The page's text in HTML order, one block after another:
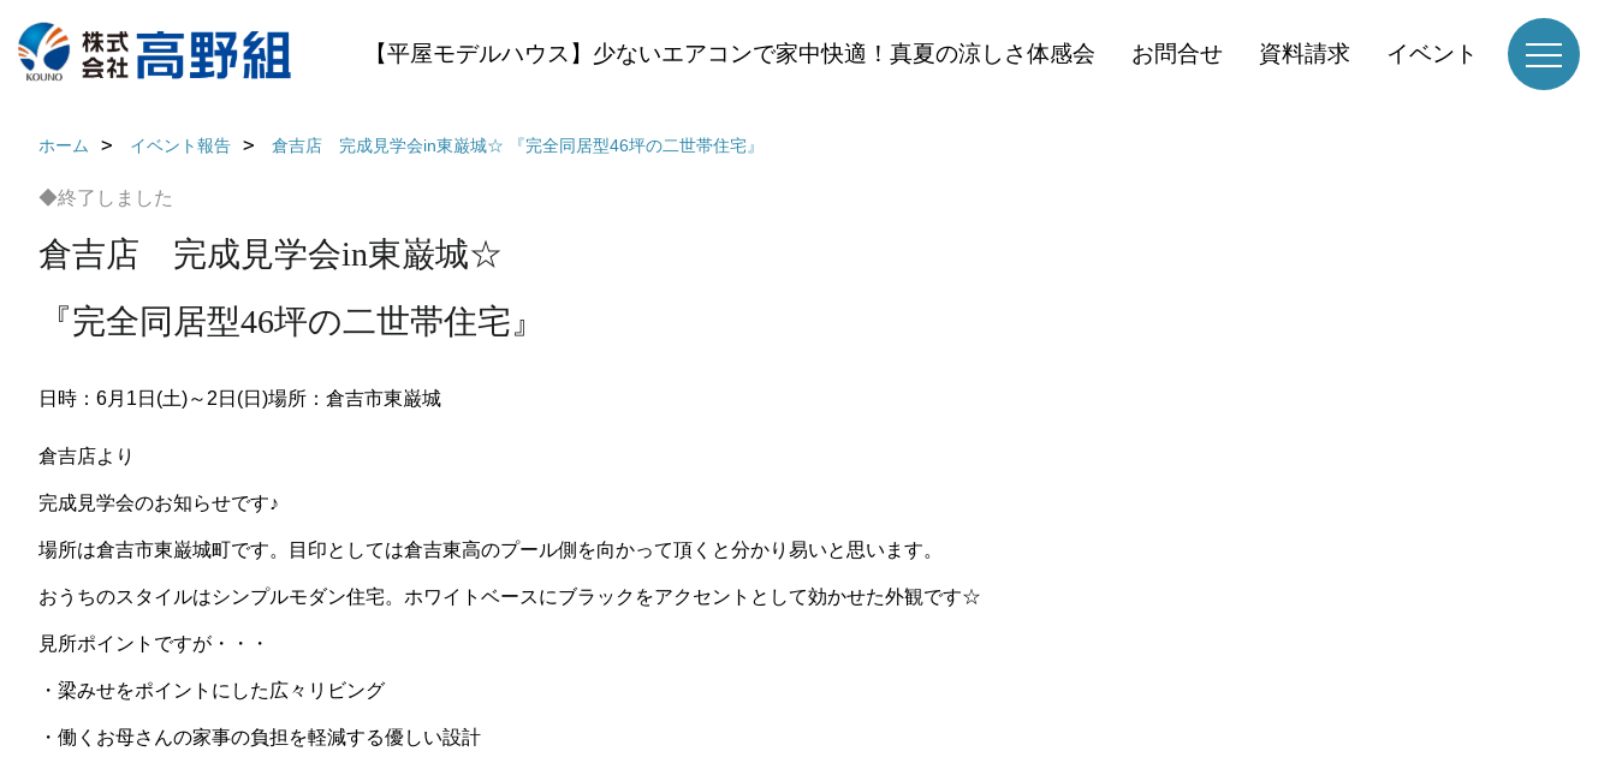
【平屋モデルハウス】少ないエアコンで家中快適！真夏の涼しさ体感会 お問合せ 資料請求 イベント
ホーム イベント報告 倉吉店 完成見学会in東巌城☆ 『完全同居型46坪の二世帯住宅』
◆終了しました
倉吉店 完成見学会in東巌城☆
『完全同居型46坪の二世帯住宅』
日時：6月1日(土)～2日(日)場所：倉吉市東巌城
倉吉店より
完成見学会のお知らせです♪
場所は倉吉市東巌城町です。目印としては倉吉東高のプール側を向かって頂くと分かり易いと思います。
おうちのスタイルはシンプルモダン住宅。ホワイトベースにブラックをアクセントとして効かせた外観です☆
見所ポイントですが・・・
・梁みせをポイントにした広々リビング
・働くお母さんの家事の負担を軽減する優しい設計